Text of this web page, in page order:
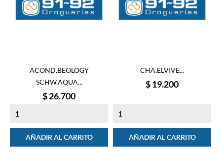
ACOND.BEOLOGY
SCHW.AQUA...
Precio
$ 26.700
AÑADIR AL CARRITO
CHA.ELVIVE...
Precio
$ 19.200
AÑADIR AL CARRITO